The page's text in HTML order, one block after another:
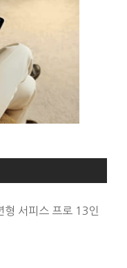
서피스 프로 13인